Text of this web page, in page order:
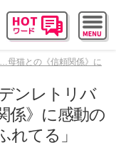
母猫との《信頼関係》に
ンレトリバ
係》に感動の
れてる」